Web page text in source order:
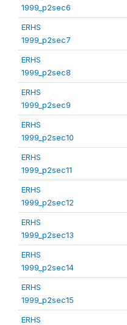
1999_p2sec6
ERHS
1999_p2sec7
ERHS
1999_p2sec8
ERHS
1999_p2sec9
ERHS
1999_p2sec10
ERHS
1999_p2sec11
ERHS
1999_p2sec12
ERHS
1999_p2sec13
ERHS
1999_p2sec14
ERHS
1999_p2sec15
ERHS